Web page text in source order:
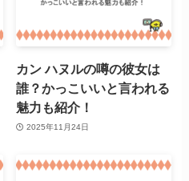
カン ハヌルの噂の彼女は
誰？かっこいいと言われる
魅力も紹介！
2025年11月24日